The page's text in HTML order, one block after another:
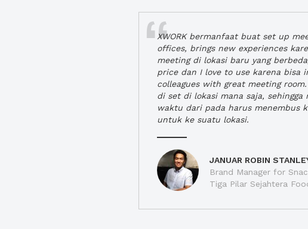
XWORK bermanfaat buat set up
offices, brings new experiences
meeting di lokasi baru yang
price dan I love to use karena bisa
colleagues with great meeting
di set di lokasi mana saja, sehingga
waktu dari pada harus menembus
untuk ke suatu lokasi.
JANUAR ROBIN
Brand Manager for
Tiga Pilar Sejahtera